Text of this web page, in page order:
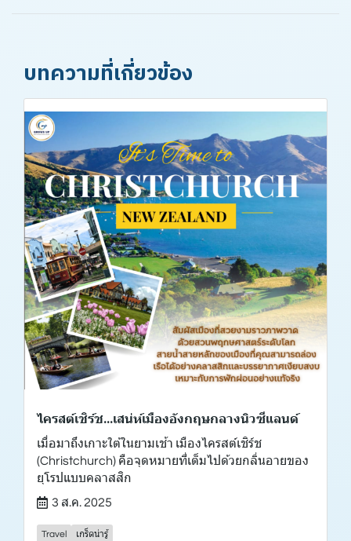
บทความที่เกี่ยวข้อง
ไครสต์เชิร์ช...เสน่ห์เมืองอังกฤษกลางนิวซีแลนด์
เมื่อมาถึงเกาะใต้ในยามเช้า เมืองไครสต์เชิร์ช
(Christchurch) คือจุดหมายที่เต็มไปด้วยกลิ่นอายของ
ยุโรปแบบคลาสสิก
3 ส.ค. 2025
Travel เกร็ดน่ารู้